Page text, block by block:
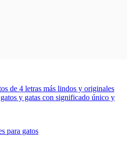
de 4 letras más lindos y originales
y gatas con significado único y
para gatos